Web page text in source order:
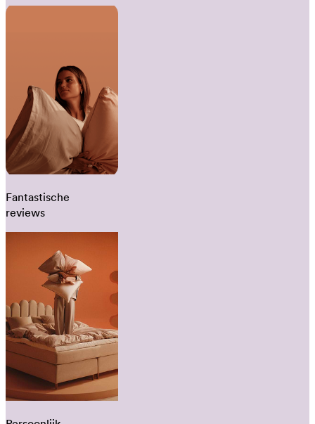
Fantastische
reviews